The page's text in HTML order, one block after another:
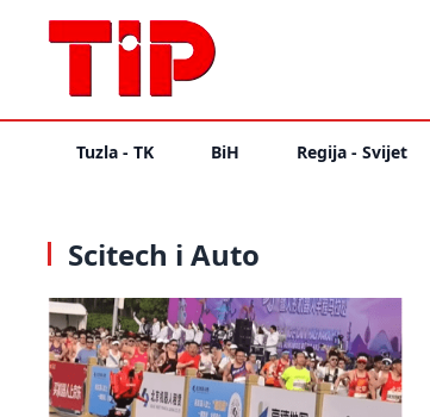
Tuzla - TK BiH Regija - Svijet
Scitech i Auto